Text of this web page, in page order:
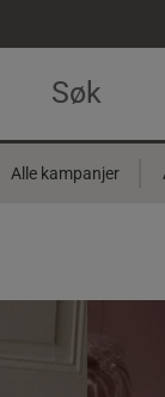
Alle kampanjer